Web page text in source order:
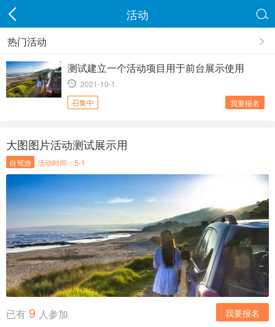
活动 
热门活动
测试建立一个活动项目用于前台展示使用
2021-10-1
召集中
我要报名
大图图片活动测试展示用
自驾游 活动时间：5-1
已有 9 人参加 我要报名